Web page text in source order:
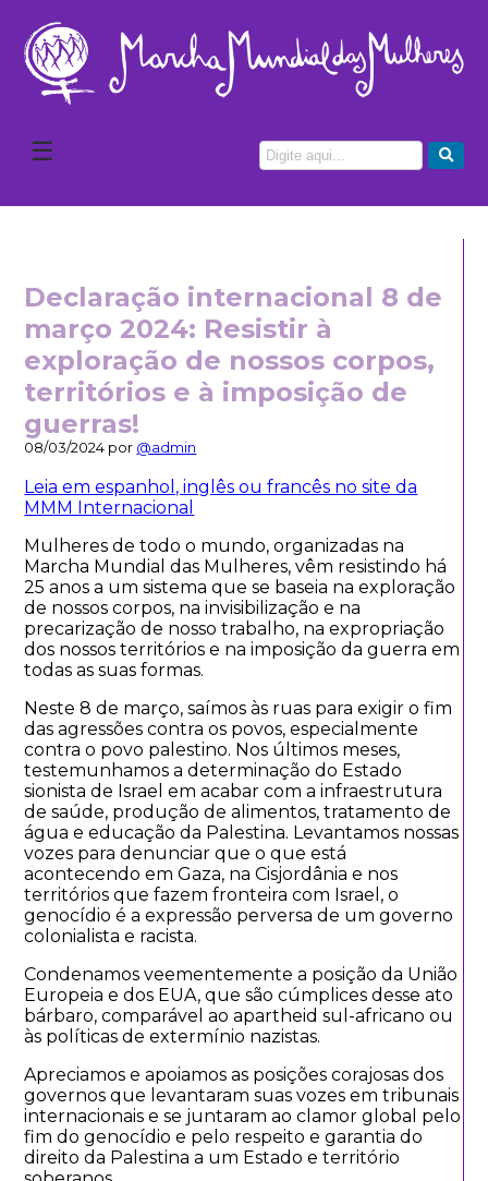
☰
Declaração internacional 8 de
março 2024: Resistir à
exploração de nossos corpos,
territórios e à imposição de
guerras!
08/03/2024 por @admin
Leia em espanhol, inglês ou francês no site da
MMM Internacional
Mulheres de todo o mundo, organizadas na
Marcha Mundial das Mulheres, vêm resistindo há
25 anos a um sistema que se baseia na exploração
de nossos corpos, na invisibilização e na
precarização de nosso trabalho, na expropriação
dos nossos territórios e na imposição da guerra em
todas as suas formas.
Neste 8 de março, saímos às ruas para exigir o fim
das agressões contra os povos, especialmente
contra o povo palestino. Nos últimos meses,
testemunhamos a determinação do Estado
sionista de Israel em acabar com a infraestrutura
de saúde, produção de alimentos, tratamento de
água e educação da Palestina. Levantamos nossas
vozes para denunciar que o que está
acontecendo em Gaza, na Cisjordânia e nos
territórios que fazem fronteira com Israel, o
genocídio é a expressão perversa de um governo
colonialista e racista.
Condenamos veementemente a posição da União
Europeia e dos EUA, que são cúmplices desse ato
bárbaro, comparável ao apartheid sul-africano ou
às políticas de extermínio nazistas.
Apreciamos e apoiamos as posições corajosas dos
governos que levantaram suas vozes em tribunais
internacionais e se juntaram ao clamor global pelo
fim do genocídio e pelo respeito e garantia do
direito da Palestina a um Estado e território